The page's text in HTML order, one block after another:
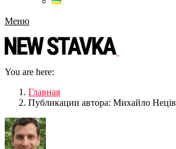
Меню
You are here:
Главная
Публикации автора: Михайло Неців